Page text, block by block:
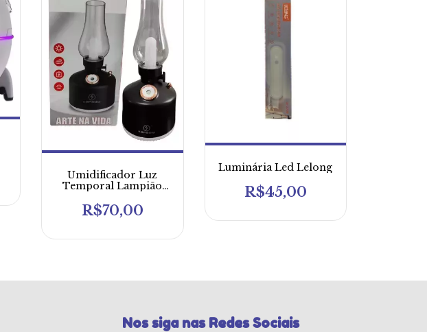
Umidificador Luz
Temporal Lampião
R$70,00
Luminária Led Lelong
R$45,00
Nos siga nas Redes Sociais